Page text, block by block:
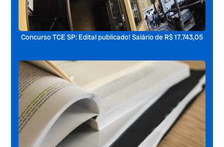
Concurso TCE SP: Edital publicado! Salário de R$ 17.743,05